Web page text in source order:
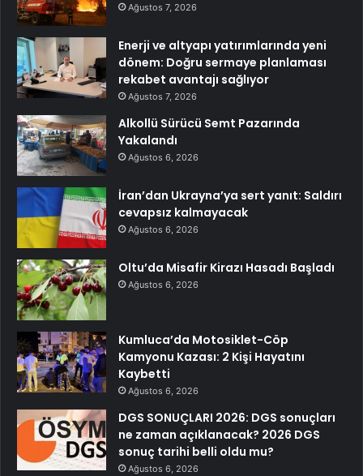
Ağustos 7, 2026
Enerji ve altyapı yatırımlarında yeni
dönem: Doğru sermaye planlaması
rekabet avantajı sağlıyor
Ağustos 7, 2026
Alkollü Sürücü Semt Pazarında
Yakalandı
Ağustos 6, 2026
İran’dan Ukrayna’ya sert yanıt: Saldırı
cevapsız kalmayacak
Ağustos 6, 2026
Oltu’da Misafir Kirazı Hasadı Başladı
Ağustos 6, 2026
Kumluca’da Motosiklet-Cöp
Kamyonu Kazası: 2 Kişi Hayatını
Kaybetti
Ağustos 6, 2026
DGS SONUÇLARI 2026: DGS sonuçları
ne zaman açıklanacak? 2026 DGS
sonuç tarihi belli oldu mu?
Ağustos 6, 2026